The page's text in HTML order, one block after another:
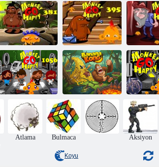
Maymunu
Mutlu Et 381
Maymun GO
Mutlu Sahne
395
Mutlu
Maymun Mutlu
Etme Sahnesi
1056
Muz Kong
Etme
1058
Atlama Bulmaca Aksiyon
Koyu